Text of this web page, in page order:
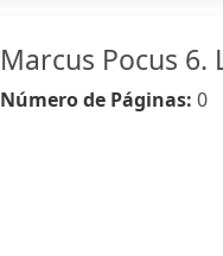
Marcus Pocus
Número de Páginas: 0